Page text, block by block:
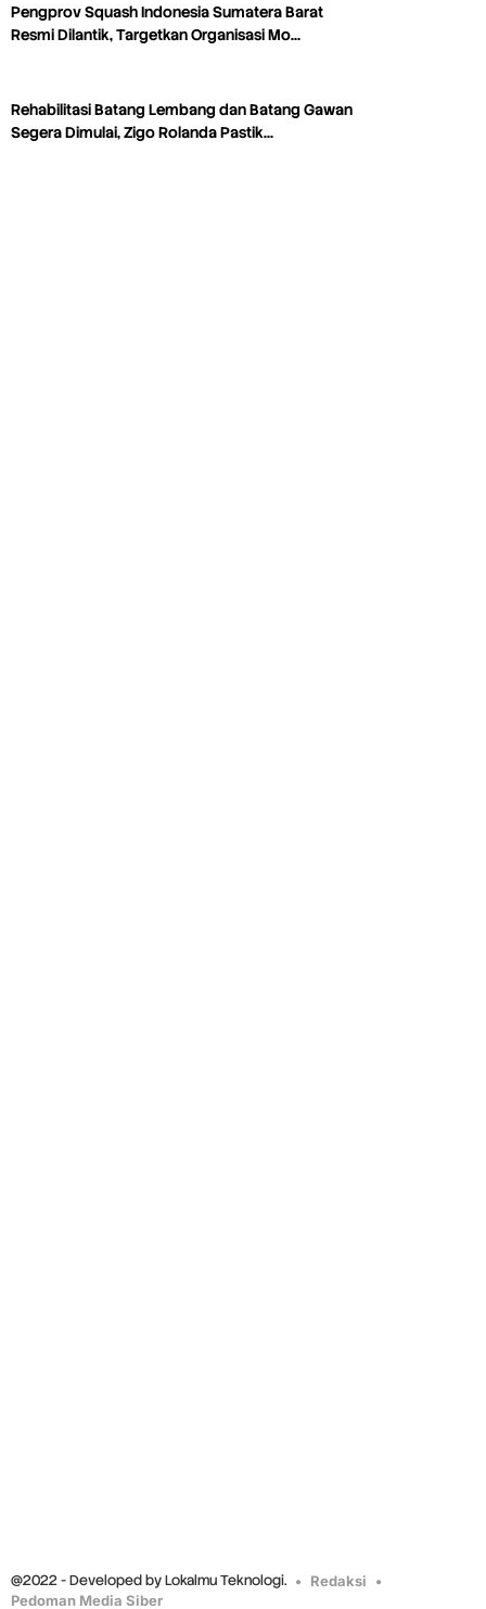
Pengprov Squash Indonesia Sumatera Barat
Resmi Dilantik, Targetkan Organisasi Mo…
Rehabilitasi Batang Lembang dan Batang Gawan
Segera Dimulai, Zigo Rolanda Pastik…
@2022 - Developed by Lokalmu Teknologi.
Redaksi
Pedoman Media Siber